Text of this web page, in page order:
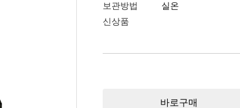
보관방법
실온
신상품
바로구매